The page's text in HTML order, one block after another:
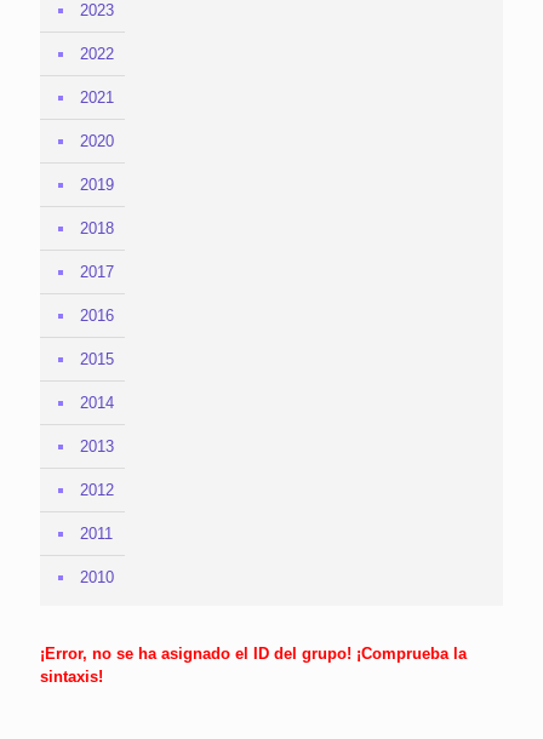
2023
2022
2021
2020
2019
2018
2017
2016
2015
2014
2013
2012
2011
2010
¡Error, no se ha asignado el ID del grupo! ¡Comprueba la
sintaxis!